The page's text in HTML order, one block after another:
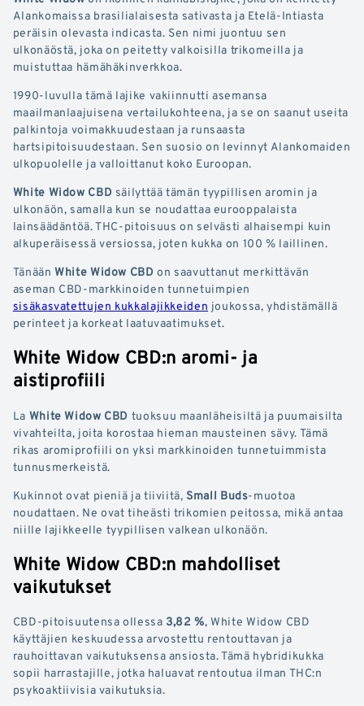
Alankomaissa brasilialaisesta sativasta ja Etelä-Intiasta
peräisin olevasta indicasta. Sen nimi juontuu sen
ulkonäöstä, joka on peitetty valkoisilla trikomeilla ja
muistuttaa hämähäkinverkkoa.
1990-luvulla tämä lajike vakiinnutti asemansa
maailmanlaajuisena vertailukohteena, ja se on saanut useita
palkintoja voimakkuudestaan ja runsaasta
hartsipitoisuudestaan. Sen suosio on levinnyt Alankomaiden
ulkopuolelle ja valloittanut koko Euroopan.
White Widow CBDsäilyttää tämän tyypillisen aromin ja
ulkonäön, samalla kun se noudattaa eurooppalaista
lainsäädäntöä. THC-pitoisuus on selvästi alhaisempi kuin
alkuperäisessä versiossa, joten kukka on 100 % laillinen.
TänäänWhite Widow CBDon saavuttanut merkittävän
aseman CBD-markkinoiden tunnetuimpien
sisäkasvatettujen kukkalajikkeiden joukossa, yhdistämällä
perinteet ja korkeat laatuvaatimukset.
White Widow CBD:n aromi- ja
aistiprofiili
La White Widow CBD tuoksuu maanläheisiltä ja puumaisilta
vivahteilta, joita korostaa hieman mausteinen sävy. Tämä
rikas aromiprofiili on yksi markkinoiden tunnetuimmista
tunnusmerkeistä.
Kukinnot ovat pieniä ja tiiviitä, Small Buds-muotoa
noudattaen. Ne ovat tiheästi trikomien peitossa, mikä antaa
niille lajikkeelle tyypillisen valkean ulkonäön.
White Widow CBD:n mahdolliset
vaikutukset
CBD-pitoisuutensa ollessa3,82 %, White Widow CBD
käyttäjien keskuudessa arvostettu rentouttavan ja
rauhoittavan vaikutuksensa ansiosta. Tämä hybridikukka
sopii harrastajille, jotka haluavat rentoutua ilman THC:n
psykoaktiivisia vaikutuksia.